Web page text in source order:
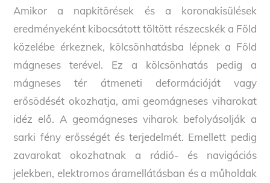
Amikor a napkitörések és a koronakisülések
eredményeként kibocsátott töltött részecskék a Föld
közelébe érkeznek, kölcsönhatásba lépnek a Föld
mágneses terével. Ez a kölcsönhatás pedig a
mágneses tér átmeneti deformációját vagy
erősödését okozhatja, ami geomágneses viharokat
idéz elő. A geomágneses viharok befolyásolják a
sarki fény erősségét és terjedelmét. Emellett pedig
zavarokat okozhatnak a rádió- és navigációs
jelekben, elektromos áramellátásban és a műholdak